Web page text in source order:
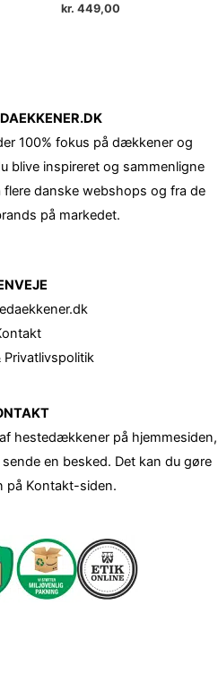
kr. 449,00
100% fokus på dækkener og
blive inspireret og sammenligne
danske webshops og fra de
på markedet.
Privatlivspolitik
hestedækkener på hjemmesiden,
en besked. Det kan du gøre
på Kontakt-siden.